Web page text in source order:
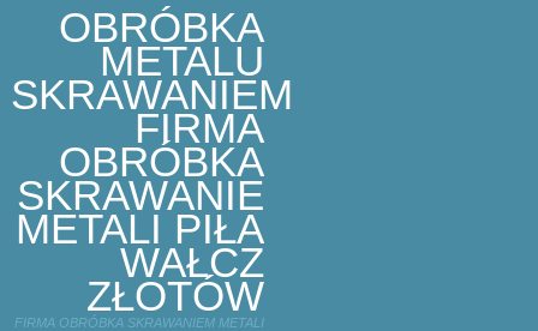
OBRÓBKA
METALU
SKRAWANIEM
FIRMA
OBRÓBKA
SKRAWANIE
METALI PIŁA
WAŁCZ
ZŁOTÓW
FIRMA OBRÓBKA SKRAWANIEM METALI